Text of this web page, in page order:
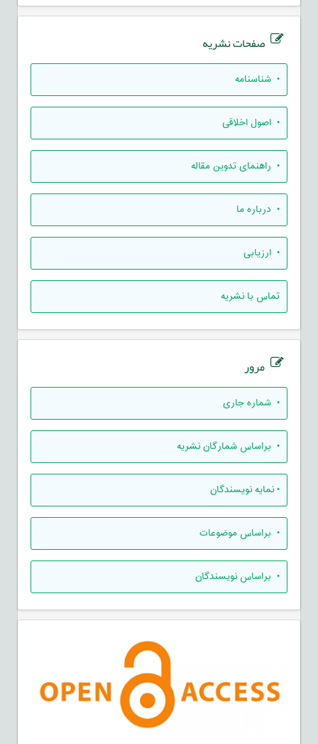
صفحات نشریه
• شناسنامه
• اصول اخلاقی
• راهنمای تدوين مقاله
• درباره ما
• ارزيابی
تماس با نشریه
مرور
• شماره جاری
• براساس شمارگان نشریه
•نمایه نویسندگان
• براساس موضوعات
• براساس نویسندگان